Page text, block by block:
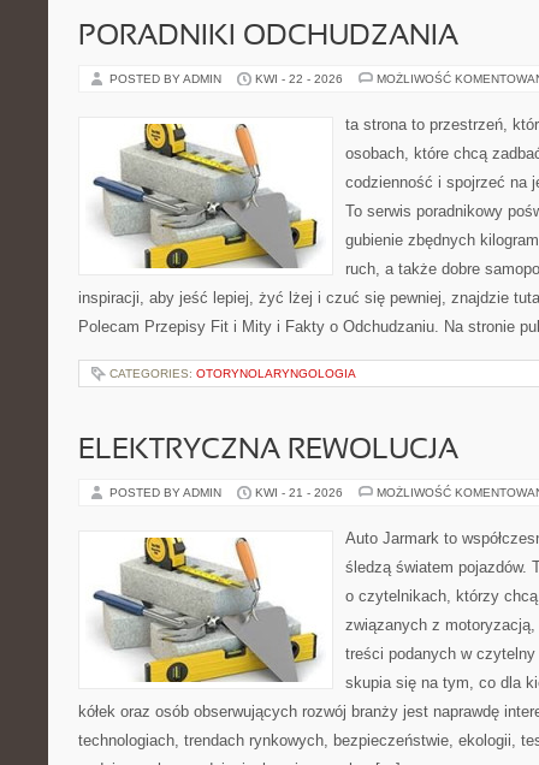
PORADNIKI ODCHUDZANIA
POSTED BY ADMIN KWI - 22 - 2026 MOŻLIWOŚĆ
ta strona to przestrzeń,
osobach, które chcą
codzienność i spojrzeć na
To serwis poradnikowy
gubienie zbędnych
ruch, a także dobre
inspiracji, aby jeść lepiej, żyć lżej i czuć się pewniej, znajdzie
Polecam Przepisy Fit i Mity i Fakty o Odchudzaniu. Na stronie
CATEGORIES: OTORYNOLARYNGOLOGIA
ELEKTRYCZNA REWOLUCJA
POSTED BY ADMIN KWI - 21 - 2026 MOŻLIWOŚĆ
Auto Jarmark to
śledzą światem pojazdów.
o czytelnikach, którzy
związanych z
treści podanych w
skupia się na tym, co dla
kółek oraz osób obserwujących rozwój branży jest naprawdę
technologiach, trendach rynkowych, bezpieczeństwie, ekologii,